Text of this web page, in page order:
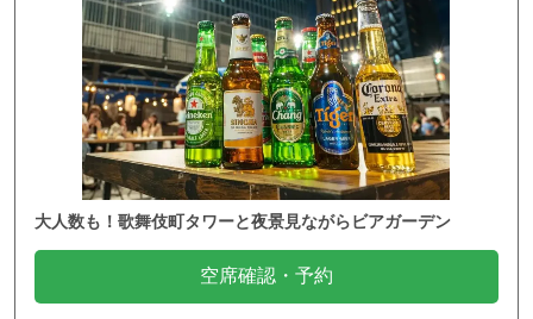
大人数も！歌舞伎町タワーと夜景見ながらビアガーデン
空席確認・予約